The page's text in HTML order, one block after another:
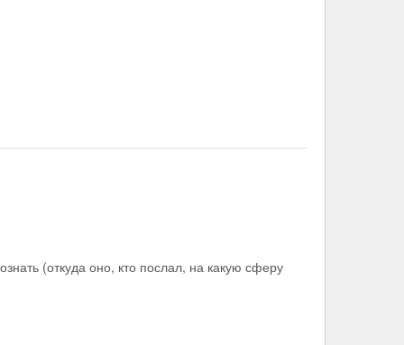
(откуда оно, кто послал, на какую сферу